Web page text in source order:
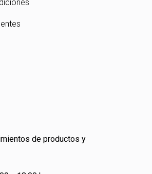
de productos y